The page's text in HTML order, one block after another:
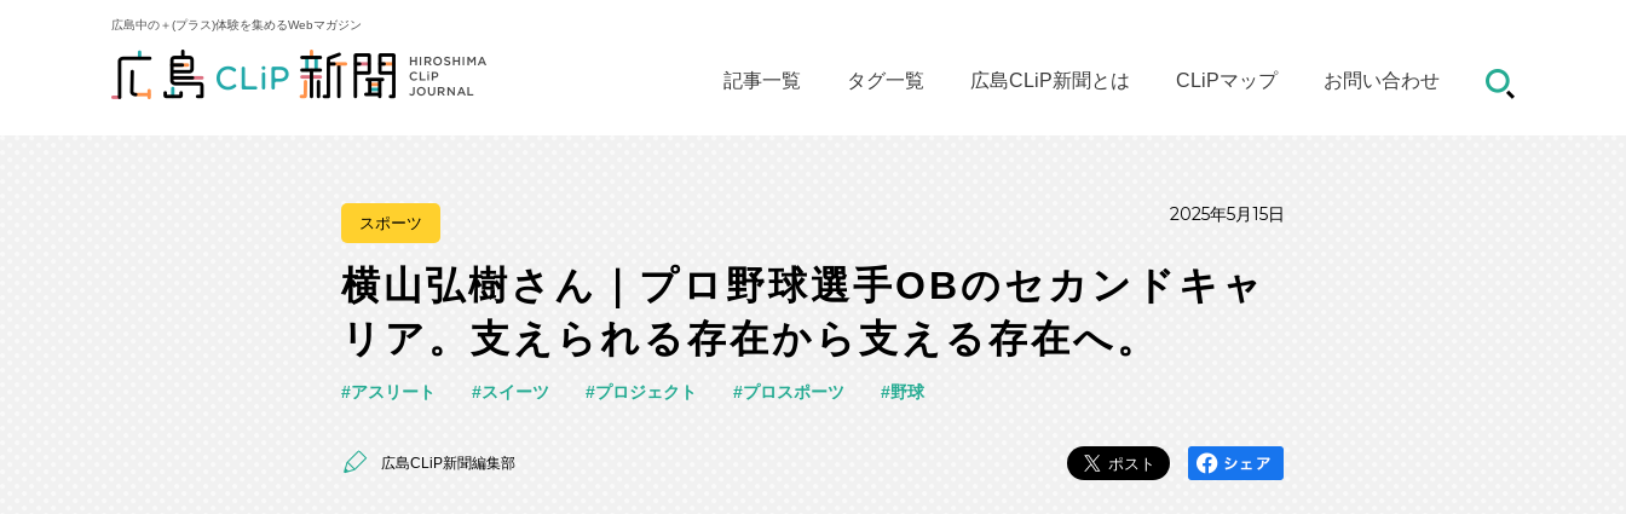
広島中の＋(プラス)体験を集めるWebマガジン
記事一覧 タグ一覧 広島CLiP新聞とは CLiPマップ お問い合わせ
スポーツ 2025年5月15日
横山弘樹さん｜プロ野球選手OBのセカンドキャ
リア。支えられる存在から支える存在へ。
アスリート スイーツ プロジェクト プロスポーツ 野球
広島CLiP新聞編集部